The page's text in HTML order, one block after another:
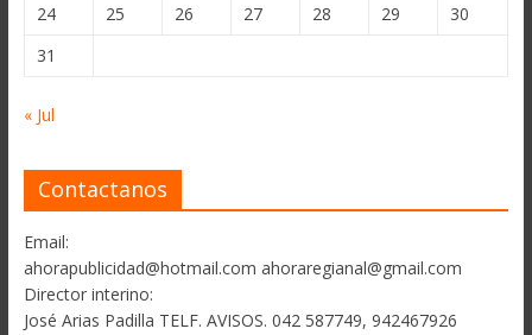
24
25 26 27 28 29
30
31
« Jul
Contactanos
Email:
ahorapublicidad@hotmail.com ahoraregianal@gmail.com
Director interino:
José Arias Padilla TELF. AVISOS. 042 587749, 942467926